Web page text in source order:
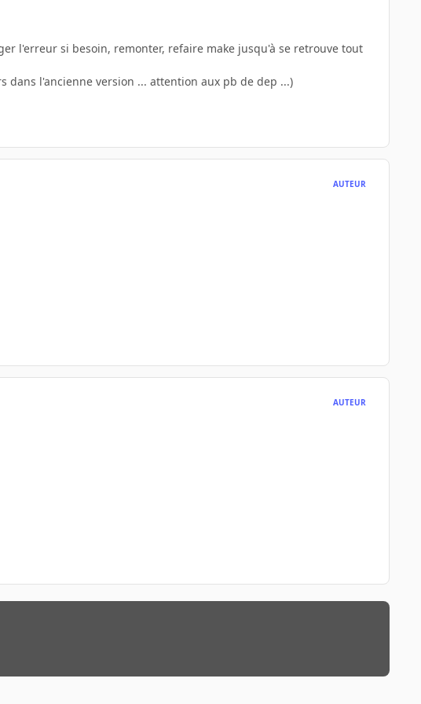
l'erreur si besoin, remonter, refaire make jusqu'à se retrouve tout
dans l'ancienne version ... attention aux pb de dep ...)
AUTEUR
AUTEUR